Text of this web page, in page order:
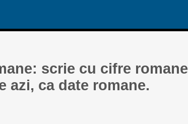
scrie cu cifre romane
azi, ca date romane.